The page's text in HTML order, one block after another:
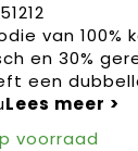
van 100%
en 30%
een
voorraad